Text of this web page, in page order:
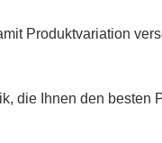
Produktvariation
die Ihnen den besten